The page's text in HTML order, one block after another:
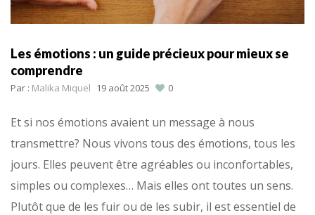
Les émotions : un guide précieux pour mieux se
comprendre
Par : Malika Miquel 19 août 2025 0
Et si nos émotions avaient un message à nous
transmettre? Nous vivons tous des émotions, tous les
jours. Elles peuvent être agréables ou inconfortables,
simples ou complexes… Mais elles ont toutes un sens.
Plutôt que de les fuir ou de les subir, il est essentiel de